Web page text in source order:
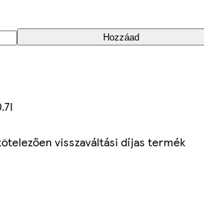
Hozzáad
visszaváltási díjas termék